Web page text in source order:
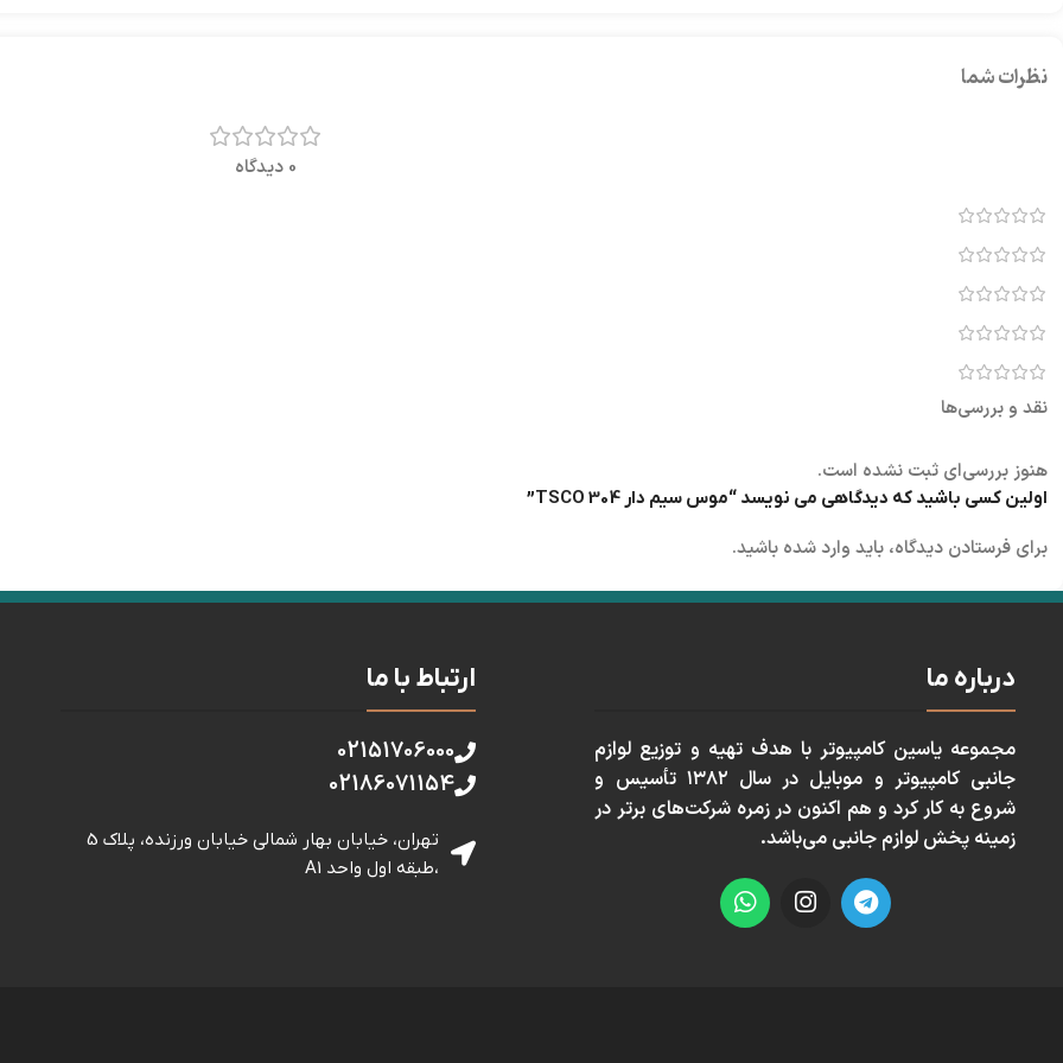
نظرات شما
0 دیدگاه
نقد و بررسی‌ها
هنوز بررسی‌ای ثبت نشده است.
اولین کسی باشید که دیدگاهی می نویسد “موس سیم دار TSCO 304”
برای فرستادن دیدگاه، باید وارد شده باشید.
درباره ما
مجموعه ياسين كامپيوتر با هدف تهيه و توزيع لوازم
جانبی كامپيوتر و موبايل در سال ١٣٨٢ تأسيس و
شروع به كار كرد و هم اكنون در زمره شركت‌های برتر در
زمينه پخش لوازم جانبی می‌باشد.
ارتباط با ما
02151706000
02186071154
تهران، خیابان بهار شمالی خيابان ورزنده، پلاک 5
،طبقه اول واحد A1